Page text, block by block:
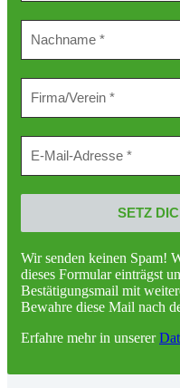
Wir senden keinen Spam!
dieses Formular einträgst
Bestätigungsmail mit
Bewahre diese Mail nach
Erfahre mehr in unserer